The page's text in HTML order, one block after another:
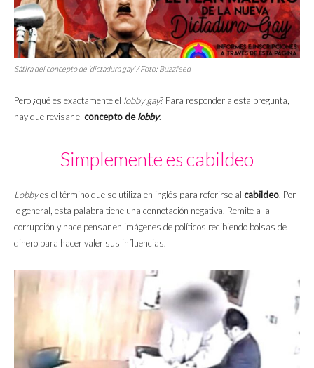
Sátira del concepto de ‘dictadura gay’ / Foto: Buzzfeed
Pero ¿qué es exactamente el lobby gay? Para responder a esta pregunta,
hay que revisar el concepto delobby.
Simplemente es cabildeo
Lobbyes el término que se utiliza en inglés para referirse al cabildeo. Por
lo general, esta palabra tiene una connotación negativa. Remite a la
corrupción y hace pensar en imágenes de políticos recibiendo bolsas de
dinero para hacer valer sus influencias.